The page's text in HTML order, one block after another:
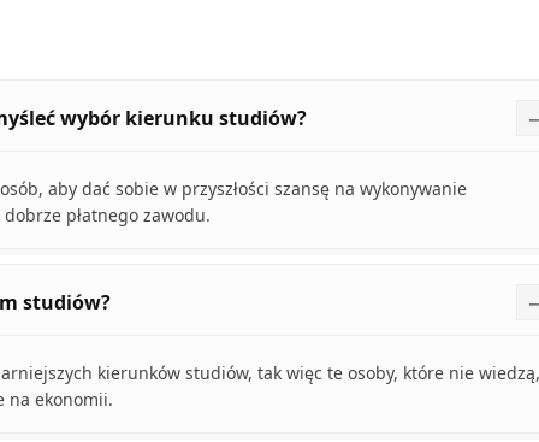
wybór kierunku studiów?
aby dać sobie w przyszłości szansę na wykonywanie
płatnego zawodu.
studiów?
kierunków studiów, tak więc te osoby, które nie wiedzą,
na ekonomii.